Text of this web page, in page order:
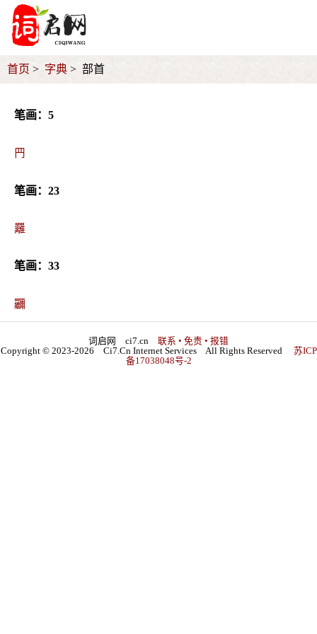
首页 字典 部首
笔画：5
䍏
笔画：23
䍦
笔画：33
鿡
词启网 ci7.cn 联系 • 免责 • 报错
Copyright © 2023-2026 Ci7.Cn Internet Services All Rights Reserved 苏ICP
备17038048号-2